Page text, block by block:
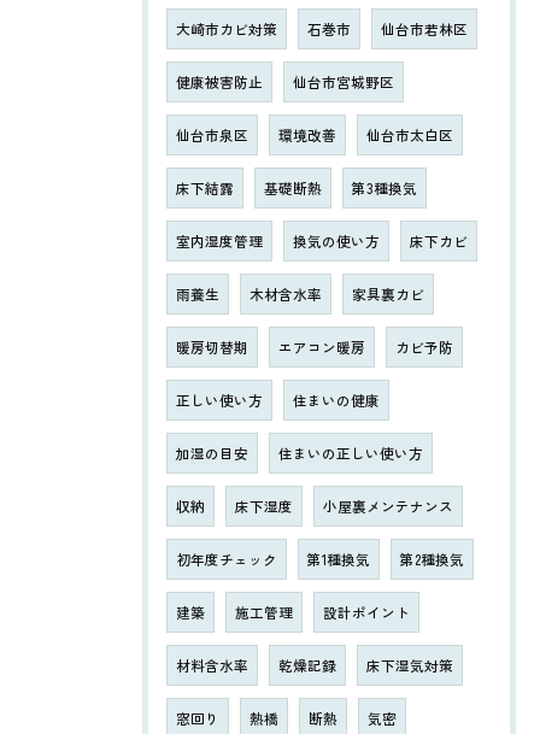
大崎市カビ対策 石巻市 仙台市若林区
健康被害防止 仙台市宮城野区
仙台市泉区 環境改善 仙台市太白区
床下結露 基礎断熱 第3種換気
室内湿度管理 換気の使い方 床下カビ
雨養生 木材含水率 家具裏カビ
暖房切替期 エアコン暖房 カビ予防
正しい使い方 住まいの健康
加湿の目安 住まいの正しい使い方
収納 床下湿度 小屋裏メンテナンス
初年度チェック 第1種換気 第2種換気
建築 施工管理 設計ポイント
材料含水率 乾燥記録 床下湿気対策
窓回り 熱橋 断熱 気密